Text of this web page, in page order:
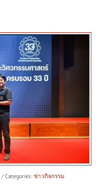
/ Categories: ข่าวกิจกรรม